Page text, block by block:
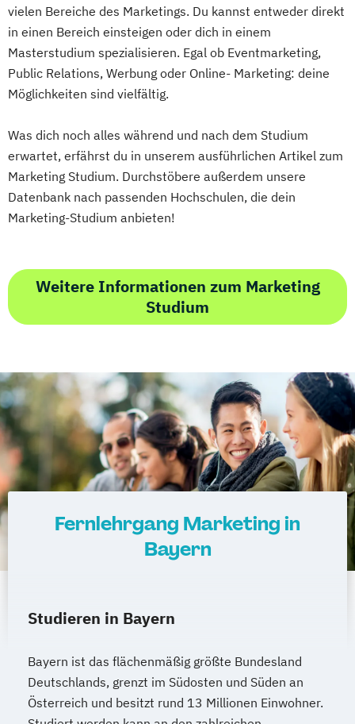
Operatives Controlling kompakt
Organisationsentwickler*in
Personalentwickler*in
Personalführung und -entwicklung kompakt
Programmieren in C/C++ kompakt
Projektmanagement kompakt
Prozessmanager*in digitale Methoden
Referent*in Interkulturelle
Wirtschaftskommunikation
Referent*in International Business
Referent*in International Business
Communication English/French
Referent*in Wirtschaftsrecht
Regelungstechnik
Salesmanager*in
Schulbegleiter*in Senior Manager*in
Spanisch Sprachkurs A1
Spanisch Sprachkurs B1
Spanisch Sprachkurs B2
Spezialist*in Automatisierungstechnik
Spezialist*in CAD Konstruktion und
Simulation
Spezialist*in Controlling
vielen Bereiche des Marketings. Du kannst entweder direkt
in einen Bereich einsteigen oder dich in einem
Masterstudium spezialisieren. Egal ob Eventmarketing,
Public Relations, Werbung oder Online- Marketing: deine
Möglichkeiten sind vielfältig.
Was dich noch alles während und nach dem Studium
erwartet, erfährst du in unserem ausführlichen Artikel zum
Marketing Studium. Durchstöbere außerdem unsere
Datenbank nach passenden Hochschulen, die dein
Marketing-Studium anbieten!
Weitere Informationen zum Marketing
Studium
Fernlehrgang Marketing in
Bayern
Studieren in Bayern
Bayern ist das flächenmäßig größte Bundesland
Deutschlands, grenzt im Südosten und Süden an
Österreich und besitzt rund 13 Millionen Einwohner.